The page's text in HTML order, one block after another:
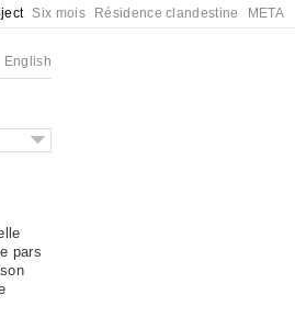
Six mois Résidence clandestine META
English
pars